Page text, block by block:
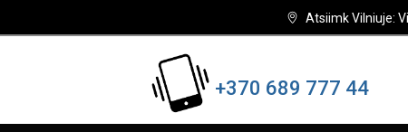
Atsiimk Vilniuje:
+370 689 777 44